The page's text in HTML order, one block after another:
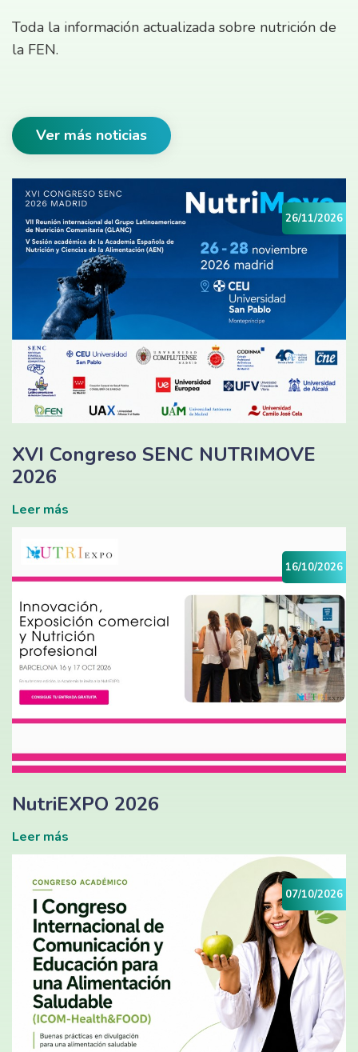
Toda la información actualizada sobre nutrición de
la FEN.
Ver más noticias
26/11/2026
XVI Congreso SENC NUTRIMOVE
2026
Leer más
16/10/2026
NutriEXPO 2026
Leer más
07/10/2026